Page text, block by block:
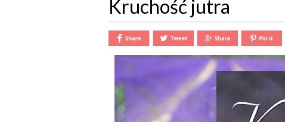
Kruchość jutra